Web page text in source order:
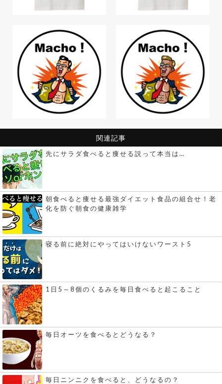
関連記事
先にサラダ食べると痩せる説って本当は…
朝食べると痩せる最強ダイエット食品の組合せ！老
化を防ぐ朝食の健康雑学
寝る前に絶対にやってはいけないワースト5
1日5～8個のくるみを毎日食べると起こること
毎日オーツを食べるとどうなる？
毎日ニンニクを食べると、どうなるの？